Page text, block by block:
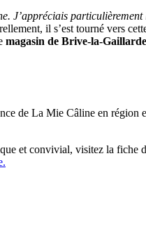
J’appréciais
il s’est tourné vers
magasin de Brive-la-Gaillarde
de La Mie Câline en région
et convivial, visitez la fiche